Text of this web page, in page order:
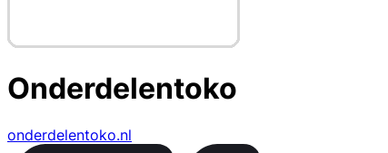
Onderdelentoko
onderdelentoko.nl